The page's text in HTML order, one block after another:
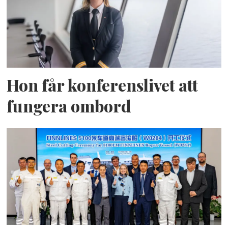
Hon får konferenslivet att
fungera ombord